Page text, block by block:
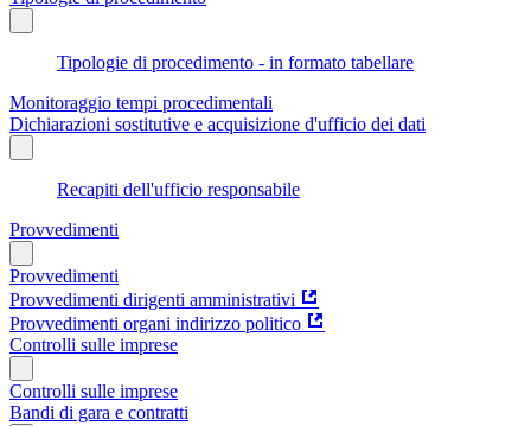
Tipologie di procedimento - in formato tabellare
Monitoraggio tempi procedimentali
Dichiarazioni sostitutive e acquisizione d'ufficio dei dati
Recapiti dell'ufficio responsabile
Provvedimenti
Provvedimenti
Provvedimenti dirigenti amministrativi
Provvedimenti organi indirizzo politico
Controlli sulle imprese
Controlli sulle imprese
Bandi di gara e contratti